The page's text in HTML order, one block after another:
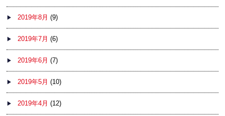
2019年8月 (9)
2019年7月 (6)
2019年6月 (7)
2019年5月 (10)
2019年4月 (12)